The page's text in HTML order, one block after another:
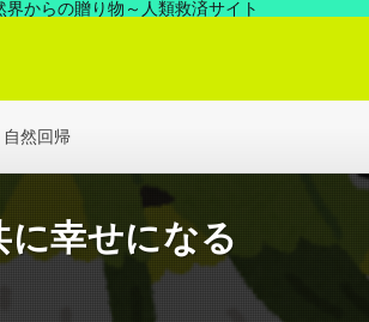
界からの贈り物～人類救済サイト
自然回帰
に幸せになる